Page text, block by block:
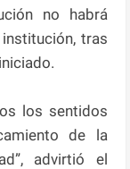
no habrá
tras
los sentidos
de la
advirtió el